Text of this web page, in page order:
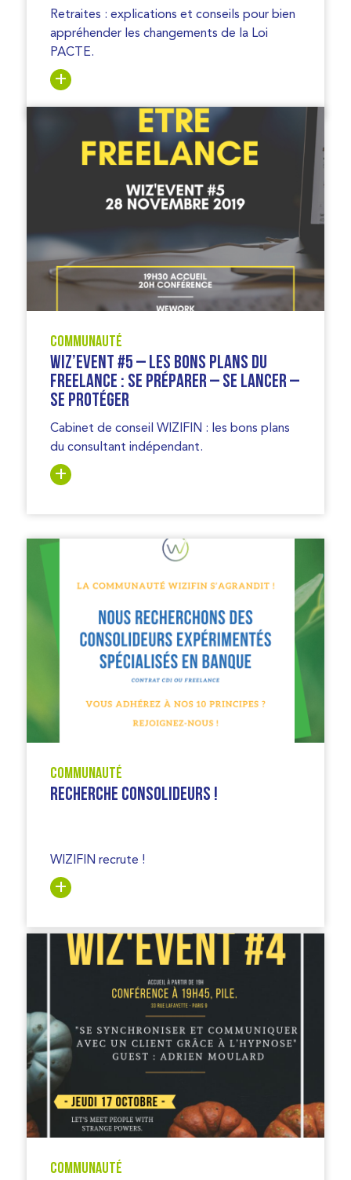
Retraites : explications et conseils pour bien
appréhender les changements de la Loi
PACTE.
Communauté
WIZ’EVENT #5 – Les bons plans du
freelance : se préparer – Se lancer –
se protéger
Cabinet de conseil WIZIFIN : les bons plans
du consultant indépendant.
Communauté
Recherche Consolideurs !
WIZIFIN recrute !
Communauté